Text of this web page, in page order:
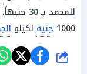
للمجمد
1000 جنيه لكيلو
شارك